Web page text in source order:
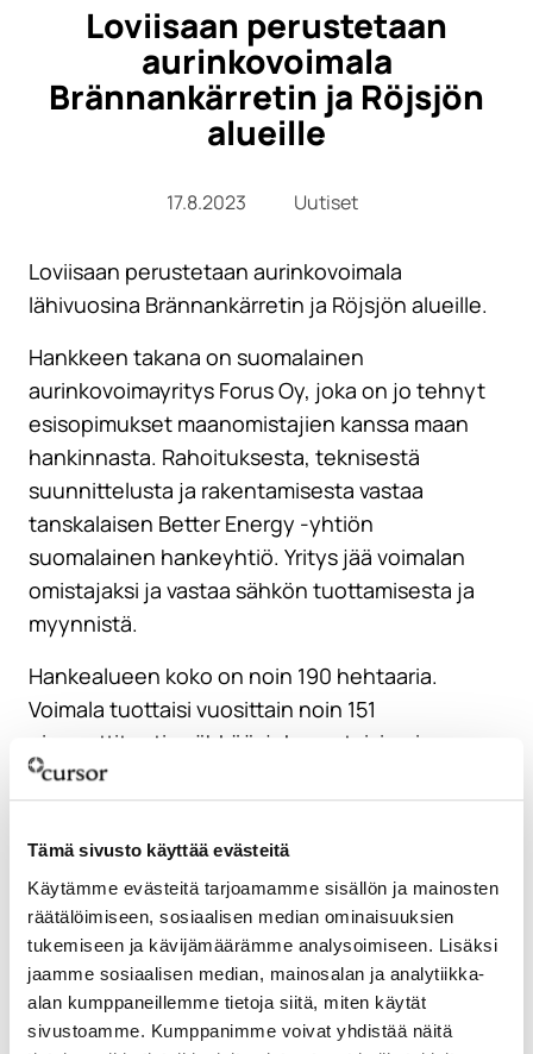
Tämä sivusto käyttää evästeitä
Käytämme evästeitä tarjoamamme sisällön ja mainosten
räätälöimiseen, sosiaalisen median ominaisuuksien
tukemiseen ja kävijämäärämme analysoimiseen. Lisäksi
jaamme sosiaalisen median, mainosalan ja analytiikka-
alan kumppaneillemme tietoja siitä, miten käytät
sivustoamme. Kumppanimme voivat yhdistää näitä
Loviisaan perustetaan
aurinkovoimala
Brännankärretin ja Röjsjön
alueille
17.8.2023 Uutiset
Loviisaan perustetaan aurinkovoimala
lähivuosina Brännankärretin ja Röjsjön alueille.
Hankkeen takana on suomalainen
aurinkovoimayritys Forus Oy, joka on jo tehnyt
esisopimukset maanomistajien kanssa maan
hankinnasta. Rahoituksesta, teknisestä
suunnittelusta ja rakentamisesta vastaa
tanskalaisen Better Energy -yhtiön
suomalainen hankeyhtiö. Yritys jää voimalan
omistajaksi ja vastaa sähkön tuottamisesta ja
myynnistä.
Hankealueen koko on noin 190 hehtaaria.
Voimala tuottaisi vuosittain noin 151
gigawattituntia sähköä, joka vastaisi noin
70 000 kerrostalokaksion vuotuista
sähkönkulutusta.
Hankkeen hinnasta on jo alustavia arvioita,
mutta tarkkoja lukuja ei ole vielä julkistettu.
Hankkeen kokoluokka on kymmeniä miljoonia
euroja.
Hankeaikataulun mukaan tämän vuoden aikana
tehdään mm. aurinkovoimalan